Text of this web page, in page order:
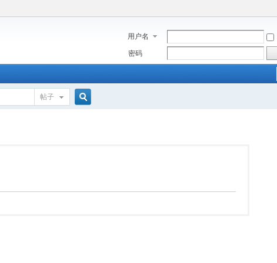
用户名
密码
帖子